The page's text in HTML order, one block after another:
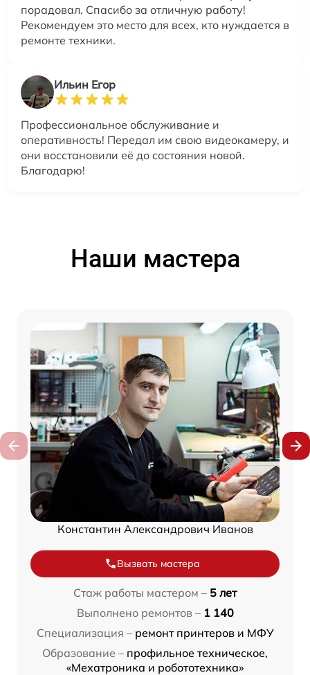
порадовал. Спасибо за отличную работу!
Рекомендуем это место для всех, кто нуждается в
ремонте техники.
Ильин Егор
Профессиональное обслуживание и
оперативность! Передал им свою видеокамеру, и
они восстановили её до состояния новой.
Благодарю!
Наши мастера
Константин Александрович Иванов
Вызвать мастера
Стаж работы мастером – 5 лет
Выполнено ремонтов – 1 140
Специализация – ремонт принтеров и МФУ
Образование – профильное техническое,
«Мехатроника и робототехника»